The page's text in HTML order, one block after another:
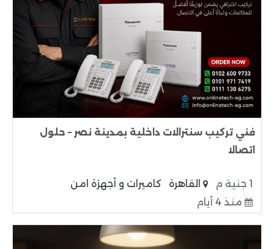
فني تركيب سنترالات داخلية بمدينة نصر – حلول
اتصالا
1 جنية م القاهرة
كاميرات و أجهزة امن
منذ 4 أيام